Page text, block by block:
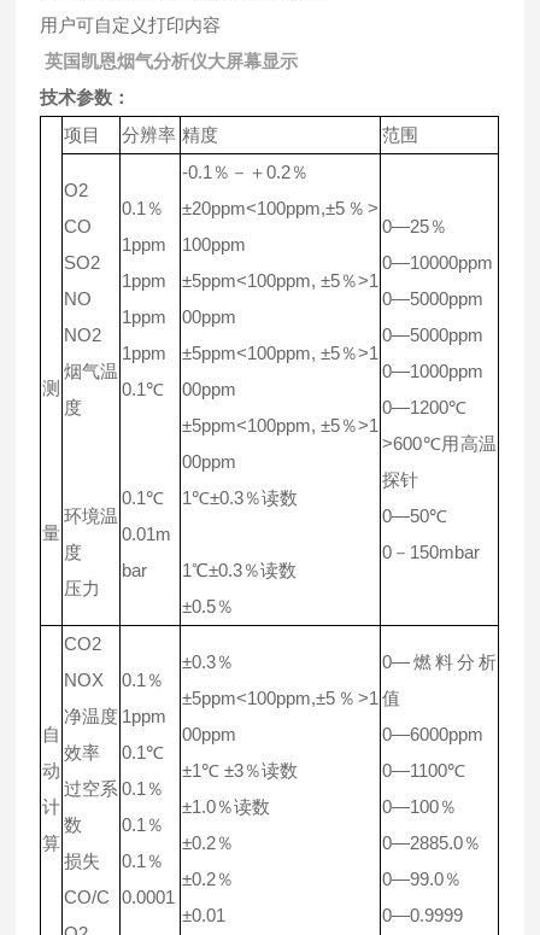
用户可自定义打印内容
英国凯恩烟气分析仪大屏幕显示
技术参数：
测
量
项目 分辨率 精度 范围
O2
CO
SO2
NO
NO2
烟气温
度
环境温
度
压力
0.1％
1ppm
1ppm
1ppm
1ppm
0.1℃
0.1℃
0.01m
bar
-0.1％－＋0.2％
±20ppm<100ppm,±5％>
100ppm
±5ppm<100ppm, ±5％>1
00ppm
±5ppm<100ppm, ±5％>1
00ppm
±5ppm<100ppm, ±5％>1
00ppm
1℃±0.3％读数
1℃±0.3％读数
±0.5％
0—25％
0—10000ppm
0—5000ppm
0—5000ppm
0—1000ppm
0—1200℃
>600℃用高温
探针
0—50℃
0－150mbar
自
动
计
算
CO2
NOX
净温度
效率
过空系
数
损失
CO/C
0.1％
1ppm
0.1℃
0.1％
0.1％
0.1％
0.0001
±0.3％
±5ppm<100ppm,±5％>1
00ppm
±1℃ ±3％读数
±1.0％读数
±0.2％
±0.2％
±0.01
0—燃料分析
值
0—6000ppm
0—1100℃
0—100％
0—2885.0％
0—99.0％
0—0.9999